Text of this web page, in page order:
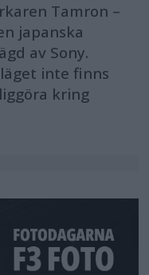
Tamron –
japanska
av Sony.
inte finns
kring